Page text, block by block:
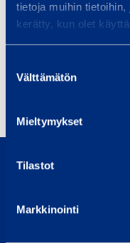
tietoja muihin
kerätty, kun olet
valinta
Välttämätön
Mieltymykset
Tilastot
Markkinointi
Tuotteet
Soita meille,